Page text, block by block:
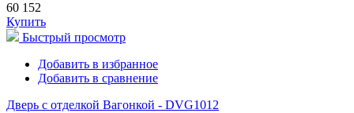
60 152
Купить
Быстрый просмотр
Добавить в избранное
Добавить в сравнение
Дверь с отделкой Вагонкой - DVG1012